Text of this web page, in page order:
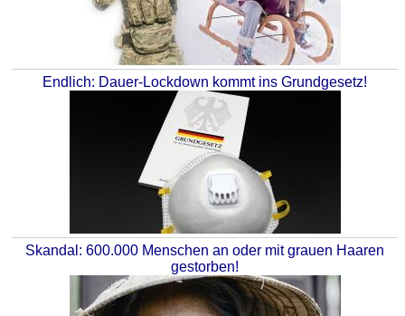
Endlich: Dauer-Lockdown kommt ins Grundgesetz!
Skandal: 600.000 Menschen an oder mit grauen Haaren
gestorben!